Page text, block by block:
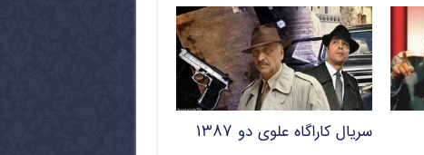
سریال کاراگاه علوی دو ۱۳۸۷